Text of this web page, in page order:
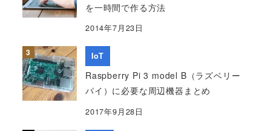
を一時間で作る方法
2014年7月23日
IoT
Raspberry Pi 3 model B（ラズベリー
パイ）に必要な周辺機器まとめ
2017年9月28日